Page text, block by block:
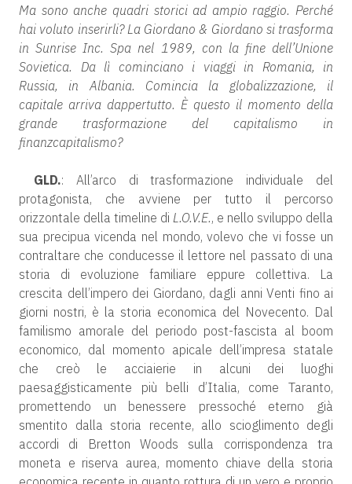
Ma sono anche quadri storici ad ampio raggio. Perché
hai voluto inserirli? La Giordano & Giordano si trasforma
in Sunrise Inc. Spa nel 1989, con la fine dell’Unione
Sovietica. Da lì cominciano i viaggi in Romania, in
Russia, in Albania. Comincia la globalizzazione, il
capitale arriva dappertutto. È questo il momento della
grande trasformazione del capitalismo in
finanzcapitalismo?
GLD.: All’arco di trasformazione individuale del
protagonista, che avviene per tutto il percorso
orizzontale della timeline di L.O.V.E., e nello sviluppo della
sua precipua vicenda nel mondo, volevo che vi fosse un
contraltare che conducesse il lettore nel passato di una
storia di evoluzione familiare eppure collettiva. La
crescita dell’impero dei Giordano, dagli anni Venti fino ai
giorni nostri, è la storia economica del Novecento. Dal
familismo amorale del periodo post-fascista al boom
economico, dal momento apicale dell’impresa statale
che creò le acciaierie in alcuni dei luoghi
paesaggisticamente più belli d’Italia, come Taranto,
promettendo un benessere pressoché eterno già
smentito dalla storia recente, allo scioglimento degli
accordi di Bretton Woods sulla corrispondenza tra
moneta e riserva aurea, momento chiave della storia